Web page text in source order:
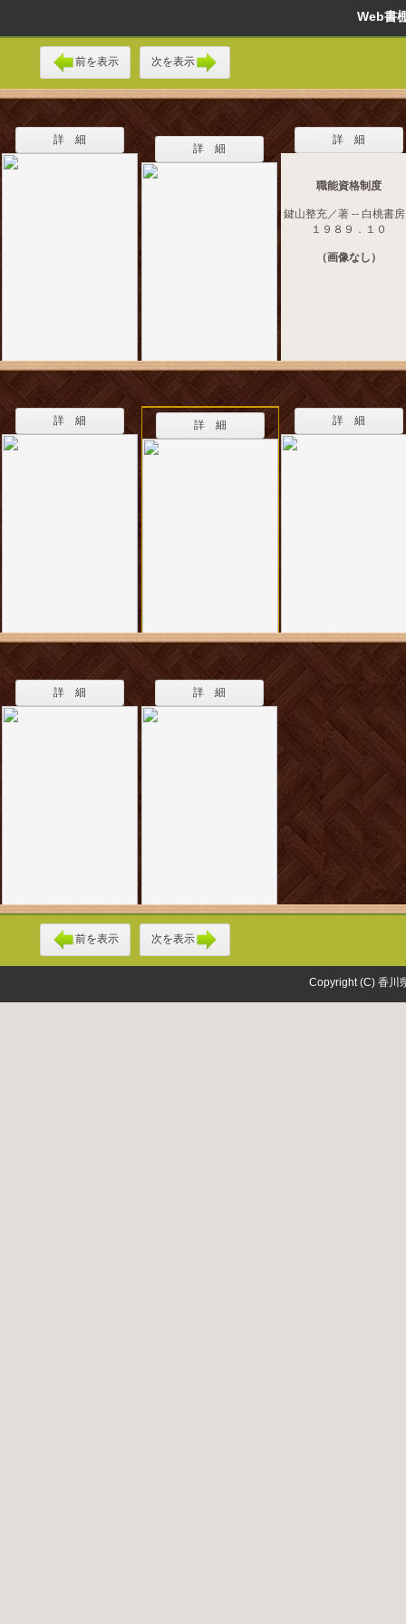
Web
前を表示 次を表示
詳 細
詳 細
詳 細
職能資格制度
鍵山整充／著 -- 白桃書
１９８９．１０
（画像なし）
詳 細 詳 細 詳 細
詳 細 詳 細
前を表示 次を表示
Copyright (C) 香川